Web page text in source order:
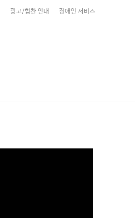
장애인 서비스
광고/협찬 안내